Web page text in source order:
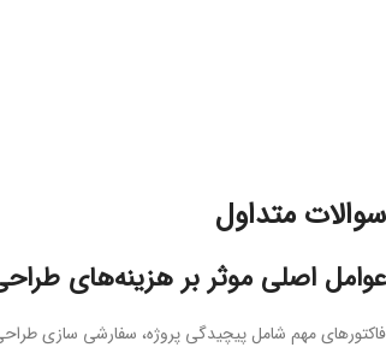
سوالات متداول
عوامل اصلی موثر بر هزینه‌های
فاکتورهای مهم شامل پیچیدگی پروژه، سفارشی سازی